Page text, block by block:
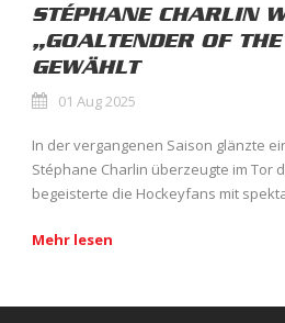
STÉPHANE CHARLIN
„GOALTENDER OF
GEWÄHLT
01 Aug 2025
In der vergangenen Saison glänzte
Stéphane Charlin überzeugte im Tor
begeisterte die Hockeyfans mit
Mehr lesen